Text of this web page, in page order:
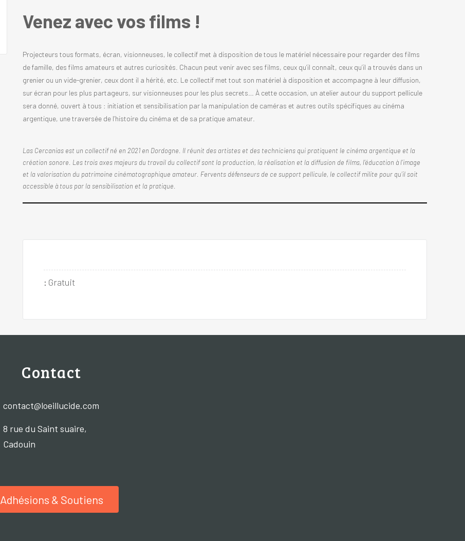
Venez avec vos films !
Projecteurs tous formats, écran, visionneuses, le collectif met à disposition de tous le matériel nécessaire pour regarder des films
de famille, des films amateurs et autres curiosités. Chacun peut venir avec ses films, ceux qu’il connaît, ceux qu’il a trouvés dans un
grenier ou un vide-grenier, ceux dont il a hérité, etc. Le collectif met tout son matériel à disposition et accompagne à leur diffusion,
sur écran pour les plus partageurs, sur visionneuses pour les plus secrets… À cette occasion, un atelier autour du support pellicule
sera donné, ouvert à tous : initiation et sensibilisation par la manipulation de caméras et autres outils spécifiques au cinéma
argentique, une traversée de l’histoire du cinéma et de sa pratique amateur.
Las Cercanias est un collectif né en 2021 en Dordogne. Il réunit des artistes et des techniciens qui pratiquent le cinéma argentique et la
création sonore. Les trois axes majeurs du travail du collectif sont la production, la réalisation et la diffusion de films, l’éducation à l’image
et la valorisation du patrimoine cinématographique amateur. Fervents défenseurs de ce support pellicule, le collectif milite pour qu’il soit
accessible à tous par la sensibilisation et la pratique.
: Gratuit
Contact
contact@loeillucide.com
8 rue du Saint suaire,
Cadouin
Adhésions & Soutiens